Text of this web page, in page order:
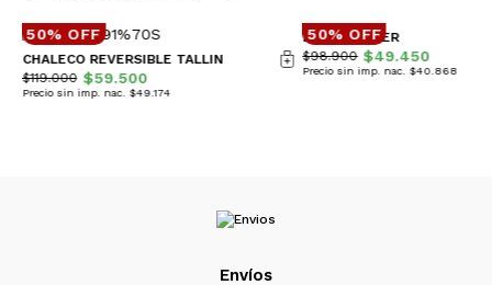
50% OFF
CHALECO REVERSIBLE TALLIN
$119.000 $59.500
Precio sin imp. nac. $49.174
50% OFF
BUZO HARPER
$98.900 $49.450
Precio sin imp. nac. $40.868
Envíos